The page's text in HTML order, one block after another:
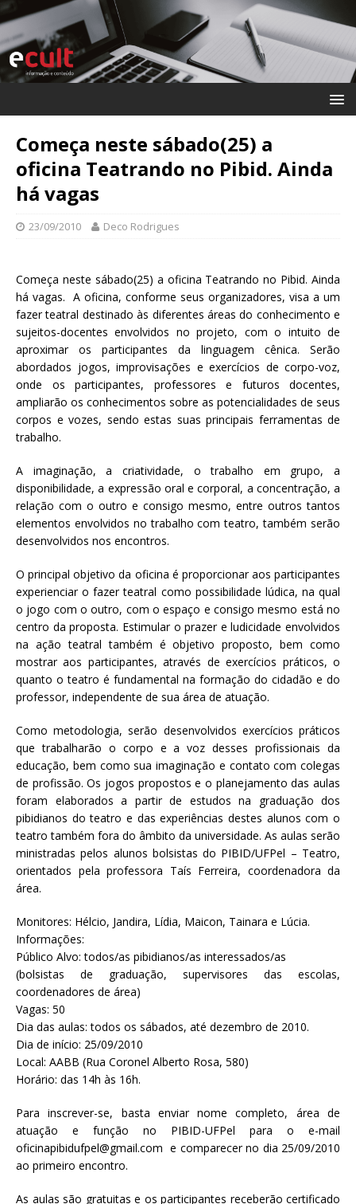
Começa neste sábado(25) a
oficina Teatrando no Pibid. Ainda
há vagas
23/09/2010 Deco Rodrigues
Começa neste sábado(25) a oficina Teatrando no Pibid. Ainda
há vagas. A oficina, conforme seus organizadores, visa a um
fazer teatral destinado às diferentes áreas do conhecimento e
sujeitos-docentes envolvidos no projeto, com o intuito de
aproximar os participantes da linguagem cênica. Serão
abordados jogos, improvisações e exercícios de corpo-voz,
onde os participantes, professores e futuros docentes,
ampliarão os conhecimentos sobre as potencialidades de seus
corpos e vozes, sendo estas suas principais ferramentas de
trabalho.
A imaginação, a criatividade, o trabalho em grupo, a
disponibilidade, a expressão oral e corporal, a concentração, a
relação com o outro e consigo mesmo, entre outros tantos
elementos envolvidos no trabalho com teatro, também serão
desenvolvidos nos encontros.
O principal objetivo da oficina é proporcionar aos participantes
experienciar o fazer teatral como possibilidade lúdica, na qual
o jogo com o outro, com o espaço e consigo mesmo está no
centro da proposta. Estimular o prazer e ludicidade envolvidos
na ação teatral também é objetivo proposto, bem como
mostrar aos participantes, através de exercícios práticos, o
quanto o teatro é fundamental na formação do cidadão e do
professor, independente de sua área de atuação.
Como metodologia, serão desenvolvidos exercícios práticos
que trabalharão o corpo e a voz desses profissionais da
educação, bem como sua imaginação e contato com colegas
de profissão. Os jogos propostos e o planejamento das aulas
foram elaborados a partir de estudos na graduação dos
pibidianos do teatro e das experiências destes alunos com o
teatro também fora do âmbito da universidade. As aulas serão
ministradas pelos alunos bolsistas do PIBID/UFPel – Teatro,
orientados pela professora Taís Ferreira, coordenadora da
área.
Monitores: Hélcio, Jandira, Lídia, Maicon, Tainara e Lúcia.
Informações:
Público Alvo: todos/as pibidianos/as interessados/as
(bolsistas de graduação, supervisores das escolas,
coordenadores de área)
Vagas: 50
Dia das aulas: todos os sábados, até dezembro de 2010.
Dia de início: 25/09/2010
Local: AABB (Rua Coronel Alberto Rosa, 580)
Horário: das 14h às 16h.
Para inscrever-se, basta enviar nome completo, área de
atuação e função no PIBID-UFPel para o e-mail
oficinapibidufpel@gmail.com e comparecer no dia 25/09/2010
ao primeiro encontro.
As aulas são gratuitas e os participantes receberão certificado